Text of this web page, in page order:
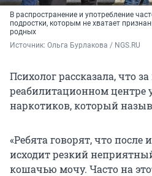
В распространение и употребление
подростки, которым не хватает
родных
Источник: Ольга Бурлакова / NGS.RU
Психолог рассказала, что
реабилитационном центре
наркотиков, который
«Ребята говорят, что после
исходит резкий
кошачью мочу. Часто на